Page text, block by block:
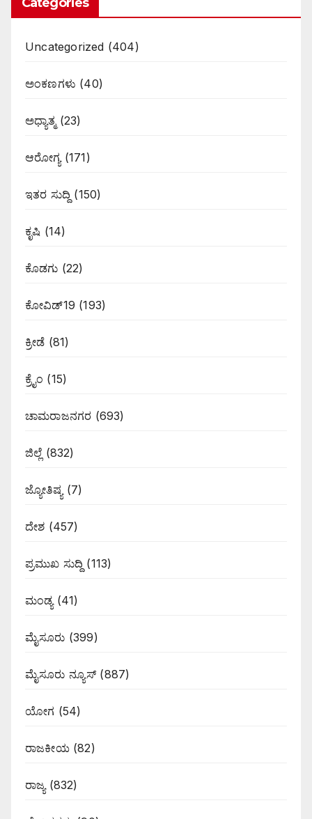
Uncategorized (404)
ಅಂಕಣಗಳು (40)
ಅಧ್ಯಾತ್ಮ(23)
ಆರೋಗ್ಯ(171)
ಇತರ ಸುದ್ದಿ (150)
ಕೃಷಿ (14)
ಕೊಡಗು (22)
ಕೋವಿಡ್19 (193)
ಕ್ರೀಡೆ (81)
ಕ್ರೈಂ (15)
ಚಾಮರಾಜನಗರ (693)
ಜಿಲ್ಲೆ (832)
ಜ್ಯೋತಿಷ್ಯ (7)
ದೇಶ (457)
ಪ್ರಮುಖ ಸುದ್ದಿ (113)
ಮಂಡ್ಯ(41)
ಮೈಸೂರು (399)
ಮೈಸೂರು ನ್ಯೂಸ್(887)
ಯೋಗ (54)
ರಾಜಕೀಯ(82)
ರಾಜ್ಯ(832)